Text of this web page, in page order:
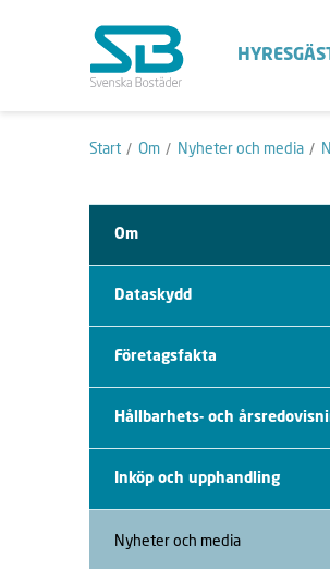
Start Om Nyheter och media
Om
Dataskydd
Företagsfakta
Hållbarhets- och
Inköp och upphandling
Nyheter och media